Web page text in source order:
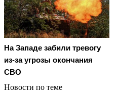
На Западе забили тревогу
из-за угрозы окончания
СВО
Новости по теме